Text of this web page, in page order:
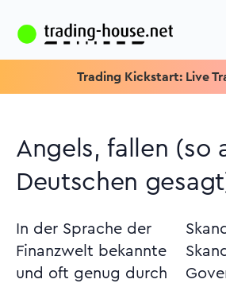
Trading Kickstart: Live Trading
Angels, fallen (so
Deutschen
In der Sprache der
Finanzwelt bekannte
und oft genug durch
Skandal, Bilanz-
Skandal, Corporate
Governance,